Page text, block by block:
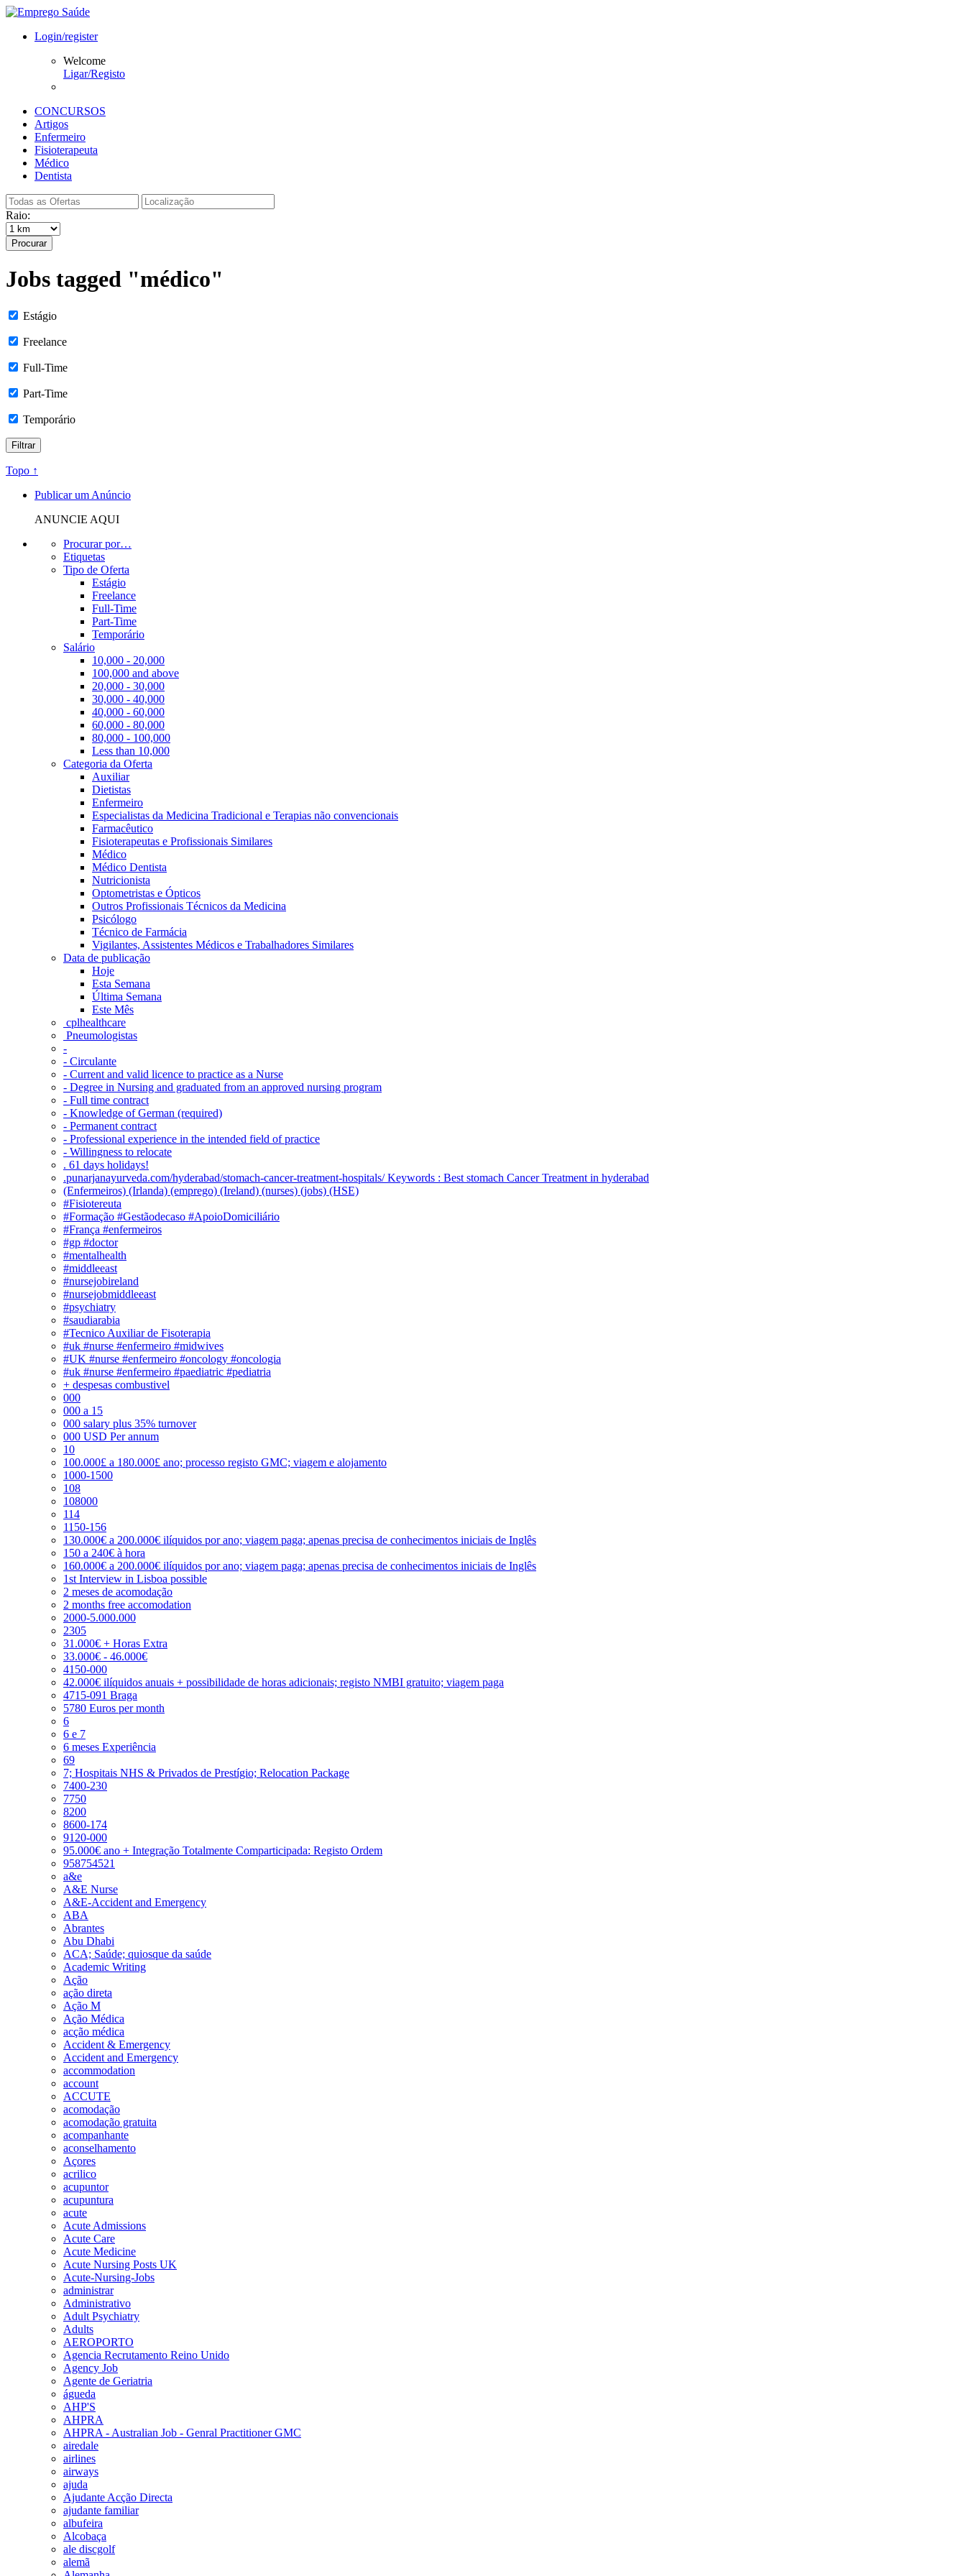
Login/register
Welcome
Ligar/Registo
CONCURSOS
Artigos
Enfermeiro
Fisioterapeuta
Médico
Dentista
Raio:
Procurar
Jobs tagged "médico"
Estágio
Freelance
Full-Time
Part-Time
Temporário
Topo ↑
Publicar um Anúncio
ANUNCIE AQUI
Procurar por…
Etiquetas
Tipo de Oferta
Estágio
Freelance
Full-Time
Part-Time
Temporário
Salário
10,000 - 20,000
100,000 and above
20,000 - 30,000
30,000 - 40,000
40,000 - 60,000
60,000 - 80,000
80,000 - 100,000
Less than 10,000
Categoria da Oferta
Auxiliar
Dietistas
Enfermeiro
Especialistas da Medicina Tradicional e Terapias não convencionais
Farmacêutico
Fisioterapeutas e Profissionais Similares
Médico
Médico Dentista
Nutricionista
Optometristas e Ópticos
Outros Profissionais Técnicos da Medicina
Psicólogo
Técnico de Farmácia
Vigilantes, Assistentes Médicos e Trabalhadores Similares
Data de publicação
Hoje
Esta Semana
Última Semana
Este Mês
‎ cplhealthcare‬
Pneumologistas
-
- Circulante
- Current and valid licence to practice as a Nurse
- Degree in Nursing and graduated from an approved nursing program
- Full time contract
- Knowledge of German (required)
- Permanent contract
- Professional experience in the intended field of practice
- Willingness to relocate
. 61 days holidays!
.punarjanayurveda.com/hyderabad/stomach-cancer-treatment-hospitals/ Keywords : Best stomach Cancer Treatment in hyderabad
(Enfermeiros) (Irlanda) (emprego) (Ireland) (nurses) (jobs) (HSE)
#Fisiotereuta
#Formação #Gestãodecaso #ApoioDomiciliário
#França #enfermeiros
#gp #doctor
#mentalhealth
#middleeast
#nursejobireland
#nursejobmiddleeast
#psychiatry
#saudiarabia
#Tecnico Auxiliar de Fisoterapia
#uk #nurse #enfermeiro #midwives
#UK #nurse #enfermeiro #oncology #oncologia
#uk #nurse #enfermeiro #paediatric #pediatria
+ despesas combustivel
000
000 a 15
000 salary plus 35% turnover
000 USD Per annum
10
100.000£ a 180.000£ ano; processo registo GMC; viagem e alojamento
1000-1500
108
108000
114
1150-156
130.000€ a 200.000€ ilíquidos por ano; viagem paga; apenas precisa de conhecimentos iniciais de Inglês
150 a 240€ à hora
160.000€ a 200.000€ ilíquidos por ano; viagem paga; apenas precisa de conhecimentos iniciais de Inglês
1st Interview in Lisboa possible
2 meses de acomodação
2 months free accomodation
2000-5.000.000
2305
31.000€ + Horas Extra
33.000€ - 46.000€
4150-000
42.000€ ilíquidos anuais + possibilidade de horas adicionais; registo NMBI gratuito; viagem paga
4715-091 Braga
5780 Euros per month
6
6 e 7
6 meses Experiência
69
7; Hospitais NHS & Privados de Prestígio; Relocation Package
7400-230
7750
8200
8600-174
9120-000
95.000€ ano + Integração Totalmente Comparticipada: Registo Ordem
958754521
a&e
A&E Nurse
A&E-Accident and Emergency
ABA
Abrantes
Abu Dhabi
ACA; Saúde; quiosque da saúde
Academic Writing
Ação
ação direta
Ação M
Ação Médica
acção médica
Accident & Emergency
Accident and Emergency
accommodation
account
ACCUTE
acomodação
acomodação gratuita
acompanhante
aconselhamento
Açores
acrilico
acupuntor
acupuntura
acute
Acute Admissions
Acute Care
Acute Medicine
Acute Nursing Posts UK
Acute-Nursing-Jobs
administrar
Administrativo
Adult Psychiatry
Adults
AEROPORTO
Agencia Recrutamento Reino Unido
Agency Job
Agente de Geriatria
águeda
AHP'S
AHPRA
AHPRA - Australian Job - Genral Practitioner GMC
airedale
airlines
airways
ajuda
Ajudante Acção Directa
ajudante familiar
albufeira
Alcobaça
ale discgolf
alemã